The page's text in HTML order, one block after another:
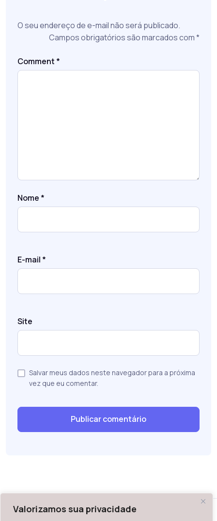
Valorizamos sua privacidade
O seu endereço de e-mail não será publicado.
Campos obrigatórios são marcados com*
Comment *
Nome *
E-mail *
Site
Salvar meus dados neste navegador para a próxima
vez que eu comentar.